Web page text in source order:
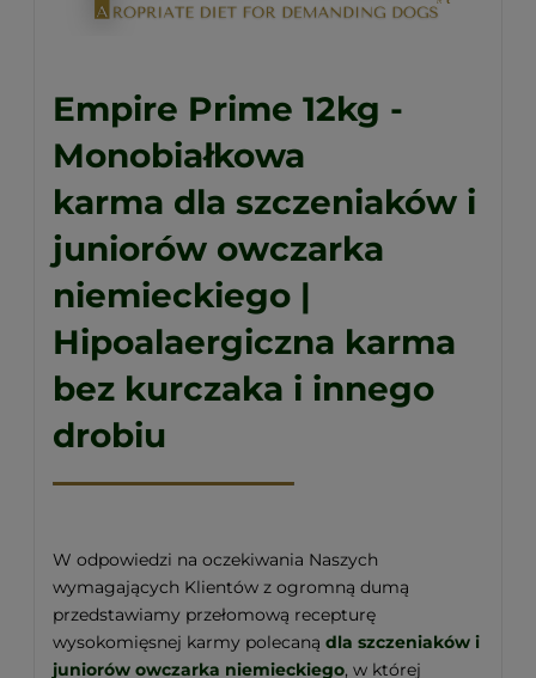
Empire Prime 12kg -
Monobiałkowa
karma dla szczeniaków i
juniorów owczarka
niemieckiego |
Hipoalaergiczna karma
bez kurczaka i innego
drobiu
W odpowiedzi na oczekiwania Naszych
wymagających Klientów z ogromną dumą
przedstawiamy przełomową recepturę
wysokomięsnej karmy polecaną dla szczeniaków i
juniorów owczarka niemieckiego, w której